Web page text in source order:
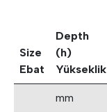
Size
Ebat
Depth
(h)
Yükseklik
mm